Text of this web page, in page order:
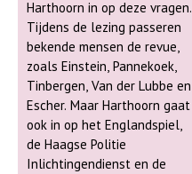
Harthoorn in op deze vragen.
Tijdens de lezing passeren
bekende mensen de revue,
zoals Einstein, Pannekoek,
Tinbergen, Van der Lubbe en
Escher. Maar Harthoorn gaat
ook in op het Englandspiel,
de Haagse Politie
Inlichtingendienst en de